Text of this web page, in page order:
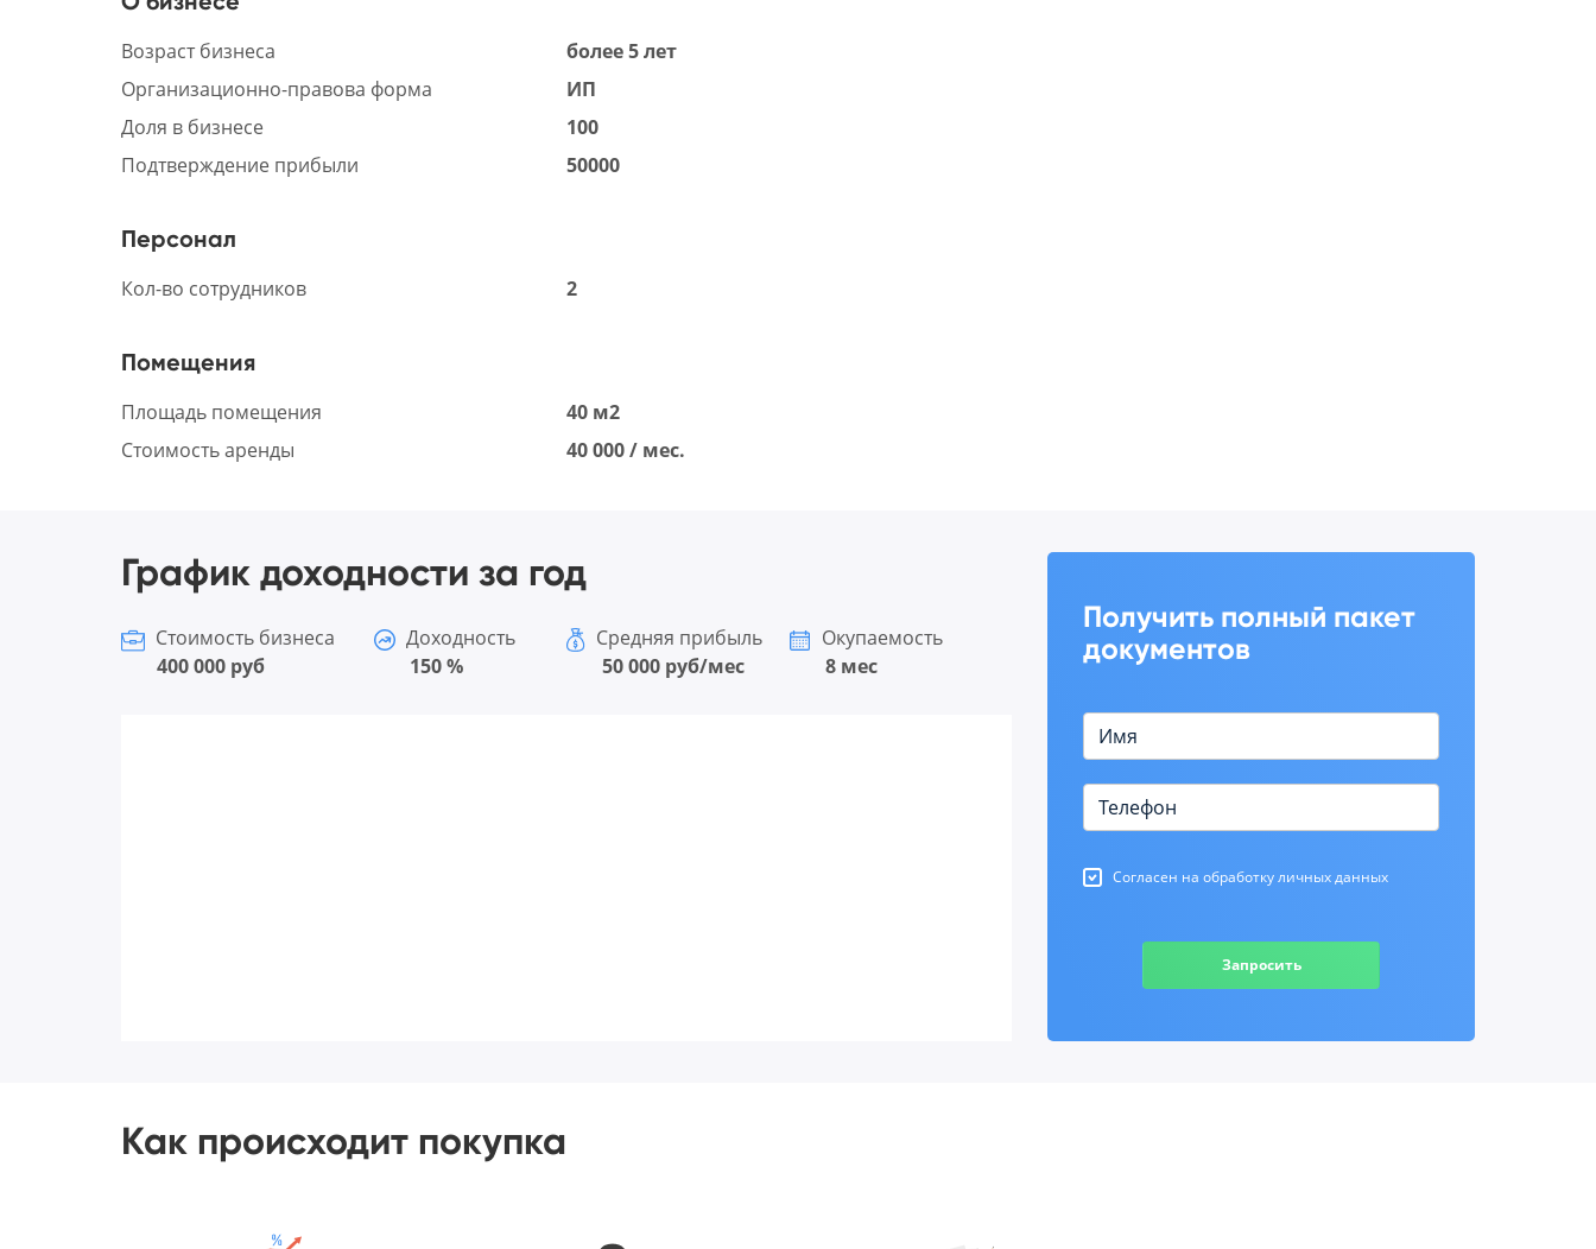
Возраст бизнеса
более 5 лет
Организационно-правова форма
ИП
Доля в бизнесе
100
Подтверждение прибыли
50000
Персонал
Кол-во сотрудников 2
Помещения
Площадь помещения
40 м2
Стоимость аренды
40 000 / мес.
График доходности за год
Стоимость бизнеса
400 000 руб
Доходность
150 %
Средняя прибыль
50 000 руб/мес
Окупаемость
8 мес
Получить полный пакет
документов
Согласен на обработку личных данных
Запросить
Как происходит покупка